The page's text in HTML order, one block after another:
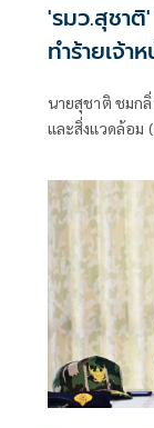
'รมว.สุชาติ
ทำร้ายเจ้า
ระมัดระ
กรมอุทยา
นายสุชาติ ชมก
และสิ่งแวดล้อม
ตนได้ติดตามสถ
ห่วงใยต่อเจ้าห
งานยกระดับม
ภารกิจเพื่อคว